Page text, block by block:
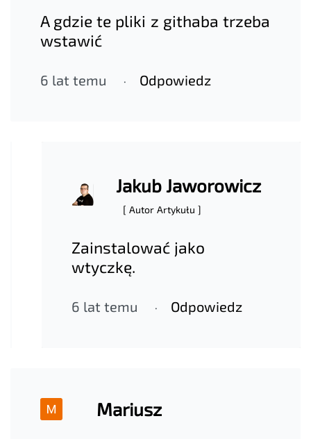
A gdzie te pliki z githaba trzeba
wstawić
6 lat temu Odpowiedz
Jakub Jaworowicz
[ Autor Artykułu ]
Zainstalować jako
wtyczkę.
6 lat temu Odpowiedz
Mariusz